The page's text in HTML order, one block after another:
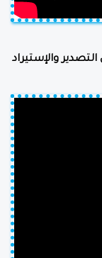
والإستيراد